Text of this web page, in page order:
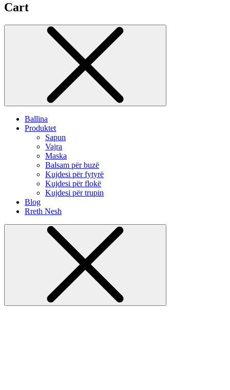
Cart
Ballina
Produktet
Sapun
Vajra
Maska
Balsam për buzë
Kujdesi për fytyrë
Kujdesi për flokë
Kujdesi për trupin
Blog
Rreth Nesh